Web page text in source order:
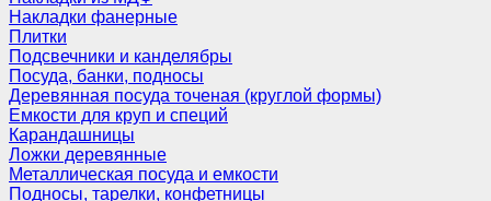
Накладки фанерные
Плитки
Подсвечники и канделябры
Посуда, банки, подносы
Деревянная посуда точеная (круглой формы)
Емкости для круп и специй
Карандашницы
Ложки деревянные
Металлическая посуда и емкости
Подносы, тарелки, конфетницы